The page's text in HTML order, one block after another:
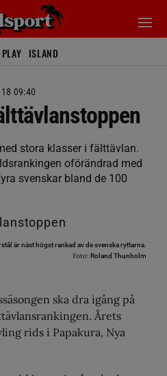
PLAY ISLAND
09:40
stora klasser i fälttävlan.
oförändrad med
svenskar bland de 100
är näst högst rankad av de svenska ryttarna.
Foto: Roland Thunholm
ska dra igång på
Årets
rids i Papakura, Nya